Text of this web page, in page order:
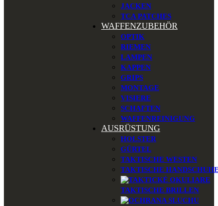
JACKEN
TCA PATCHES
WAFFENZUBEHÖR
OPTIK
RIEMEN
LAMPEN
KAPPEN
GRIPS
MONTAGE
VISIERE
SCHAFTEN
WAFFENREINIGUNG
AUSRÜSTUNG
HOLSTER
GÜRTEL
TAKTISCHE WESTEN
TAKTISCHE
TAKTISCHE BRILLEN